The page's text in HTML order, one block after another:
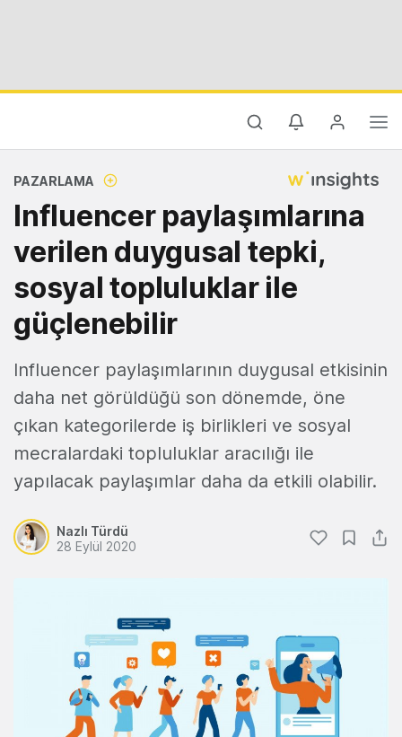
PAZARLAMA
Influencer paylaşımlarına
verilen duygusal tepki,
sosyal topluluklar ile
güçlenebilir
Influencer paylaşımlarının duygusal etkisinin
daha net görüldüğü son dönemde, öne
çıkan kategorilerde iş birlikleri ve sosyal
mecralardaki topluluklar aracılığı ile
yapılacak paylaşımlar daha da etkili olabilir.
Nazlı Türdü
28 Eylül 2020